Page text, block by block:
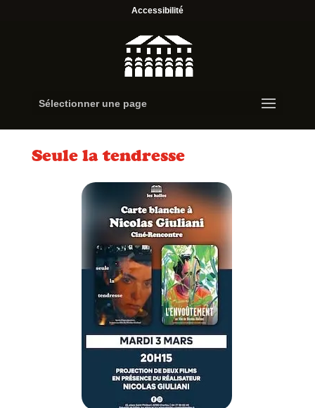
Accessibilité
Sélectionner une page
Seule la tendresse